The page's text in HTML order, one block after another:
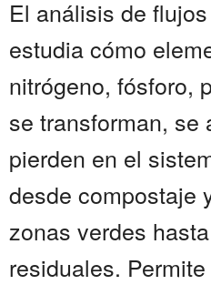
El análisis de
estudia cómo
nitrógeno, fósforo,
se transforman, se
pierden en el
desde compostaje
zonas verdes
residuales.